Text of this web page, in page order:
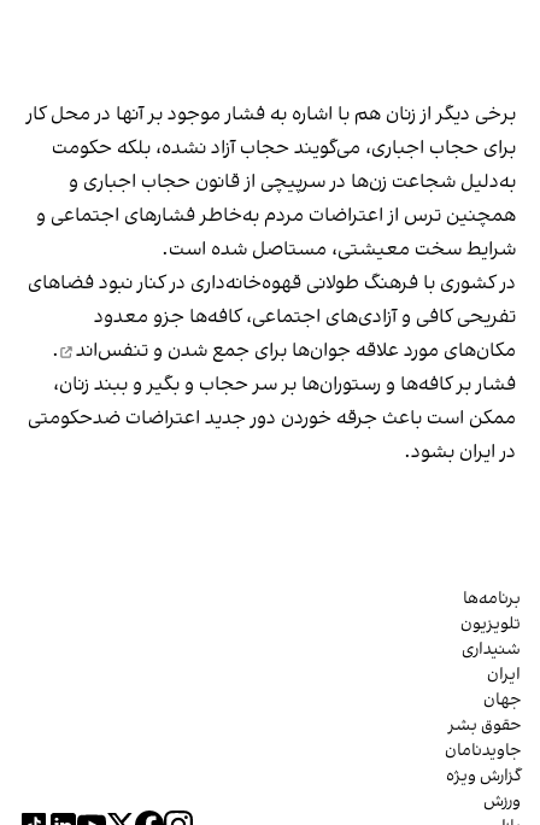
برخی دیگر از زنان هم با اشاره به فشار موجود بر آنها در محل کار
برای حجاب اجباری، می‌گویند حجاب آزاد نشده، بلکه حکومت
به‌دلیل شجاعت زن‌ها در سرپیچی از قانون حجاب اجباری و
همچنین ترس از اعتراضات مردم به‌خاطر فشارهای اجتماعی و
شرایط سخت معیشتی، مستاصل شده است.
در کشوری با فرهنگ طولانی قهوه‌‌خانه‌داری در کنار نبود فضاهای
تفریحی کافی و آزادی‌های اجتماعی، کافه‌ها جزو معدود
مکان‌های مورد علاقه جوان‌ها برای جمع شدن و تنفس‌اند
.
فشار بر کافه‌ها و رستوران‌ها بر سر حجاب و بگیر و ببند زنان،
ممکن است باعث جرقه خوردن دور جدید اعتراضات ضدحکومتی
در ایران بشود.
برنامه‌ها
تلویزیون
شنیداری
ایران
جهان
حقوق بشر
جاویدنامان
گزارش ویژه
ورزش